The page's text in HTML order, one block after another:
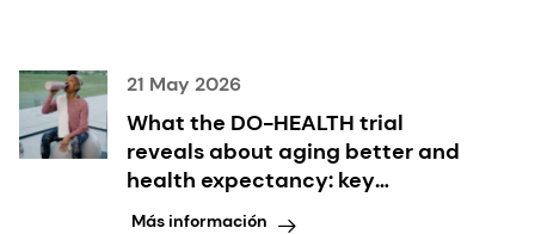
Asia: Qué se puede hacer con los conocimientos
existentes.
21 May 2026
What the DO-HEALTH trial
reveals about aging better and
health expectancy: key
takeaways inside
Más información